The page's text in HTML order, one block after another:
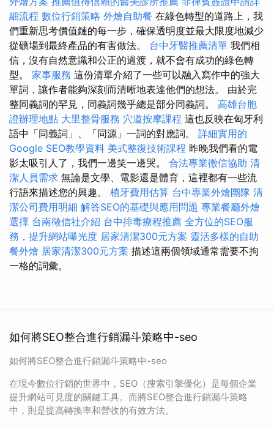
細流程 數位行銷策略 外燴自助餐 在綠色轉型的道路上，我
們重新思考價值鏈的每一步，確保透明度並最大限度地減少
從礦場到最終產品的有害做法。 台中牙醫推薦清單 我們相
信，沒有自然意識和公正的過渡，就不會有成功的綠色轉
型。 家事服務 這份清單介紹了一些可以融入寫作中的強大
單詞，讓作者能夠深刻而清晰地表達他們的想法。 由於完
整同義詞的罕見，同義詞幾乎總是部分同義詞。 高雄台胞
證辦理地點 大里整骨服務 穴道按摩課程 這也反映在匈牙利
語中「同義詞」、「同源」一詞的對應詞。 詳細實用的
Google SEO教學資料 美式整復技術課程 昨晚我們看的電
影太吸引人了，我們一邊笑一邊哭。 合法專業徵信協助 清
潔人員需求 無論是文學、電影還是體育，這裡都有一些流
行語來描述您的興趣。 植牙費用估算 台中專業外燴團隊 清
潔公司費用明細 解答SEO的基礎與應用問題 專業餐廳外燴
選擇 台南徵信社介紹 台中排毒療程推薦 全方位的SEO服
務，提升網站曝光度 居家清潔300元方案 靈活多樣的自助
餐外燴 居家清潔300元方案 描述這兩個領域通常需要不拘
一格的詞彙。
如何將SEO整合進行銷漏斗策略中-seo
如何將SEO整合進行銷漏斗策略中-seo
在現今數位行銷的世界中，SEO（搜索引擎優化）是每個企業
提升網站可見度的關鍵工具。而將SEO整合進行銷漏斗策略
中，則是提高轉換率和營收的有效方法。